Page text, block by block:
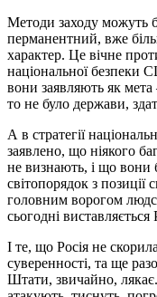
Методи заходу можуть
перманентний, вже
характер. Це вічне
національної безпеки
вони заявляють як
то не було держави,
А в стратегії
заявлено, що ніякого
не визнають, і що вони
світопорядок з позиції
головним ворогом
сьогодні виставляється
І те, що Росія не
суверенності, та ще
Штати, звичайно, лякає.